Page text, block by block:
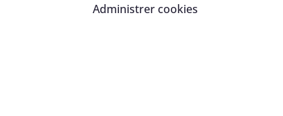
Administrer cookies